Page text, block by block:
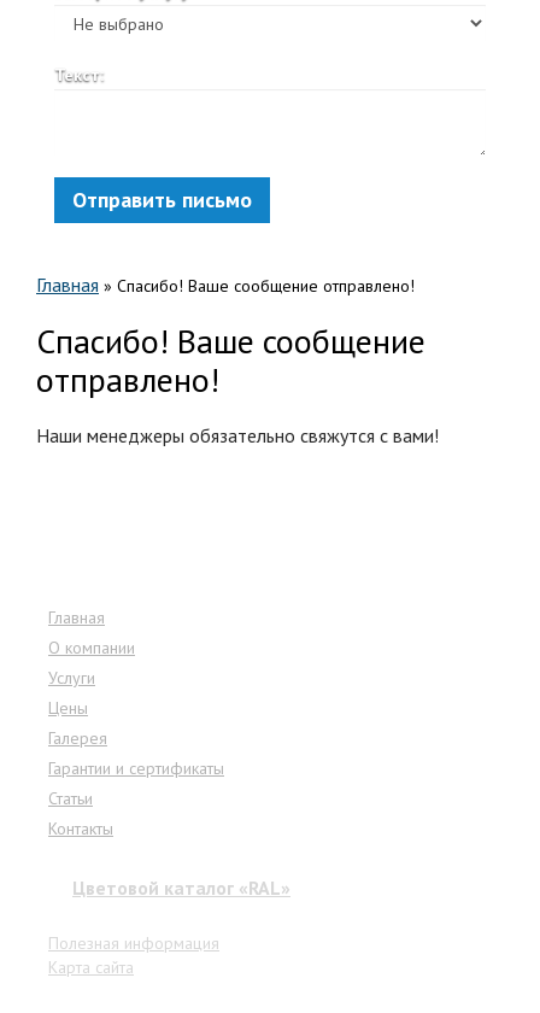
Текст:
Отправить письмо
Главная » Спасибо! Ваше сообщение отправлено!
Спасибо! Ваше сообщение
отправлено!
Наши менеджеры обязательно свяжутся с вами!
Главная
О компании
Услуги
Цены
Галерея
Гарантии и сертификаты
Статьи
Контакты
Цветовой каталог «RAL»
Полезная информация
Карта сайта